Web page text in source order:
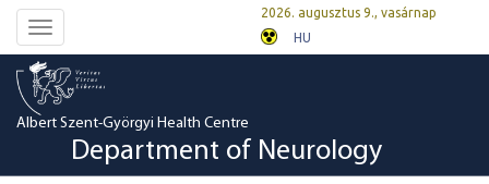
Toggle
navigation
2026. augusztus 9., vasárnap
HU
Albert Szent-Györgyi Health Centre
Department of Neurology